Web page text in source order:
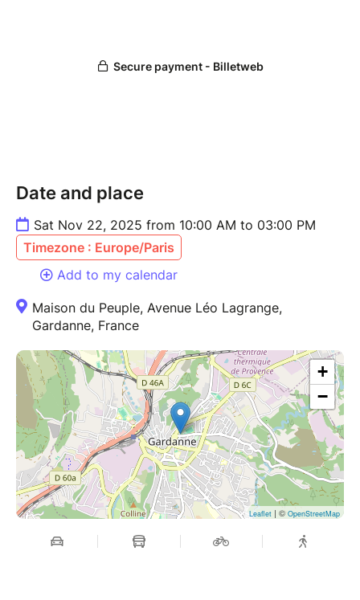
Date and place
Sat Nov 22, 2025 from 10:00 AM to 03:00 PM
Timezone : Europe/Paris
Add to my calendar
Maison du Peuple, Avenue Léo Lagrange,
Gardanne, France
+
−
Leaflet | © OpenStreetMap